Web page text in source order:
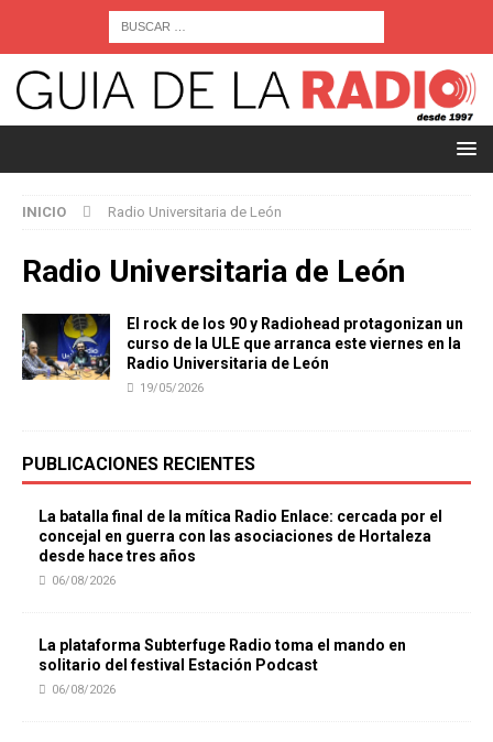
INICIO Radio Universitaria de León
Radio Universitaria de León
El rock de los 90 y Radiohead protagonizan un
curso de la ULE que arranca este viernes en la
Radio Universitaria de León
19/05/2026
PUBLICACIONES RECIENTES
La batalla final de la mítica Radio Enlace: cercada por el
concejal en guerra con las asociaciones de Hortaleza
desde hace tres años
06/08/2026
La plataforma Subterfuge Radio toma el mando en
solitario del festival Estación Podcast
06/08/2026